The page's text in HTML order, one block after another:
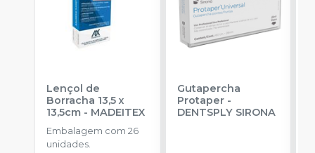
Lençol de
Borracha 13,5 x
13,5cm - MADEITEX
Embalagem com 26
unidades.
Gutapercha
Protaper-
DENTSPLY SIRONA